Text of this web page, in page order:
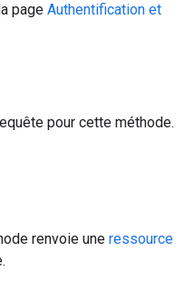
page Authentification et
pour cette méthode.
renvoie une ressource